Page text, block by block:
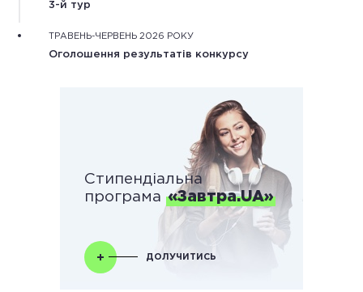
конкурсантів.
3-й тур
ТРАВЕНЬ-ЧЕРВЕНЬ 2026 РОКУ
Оголошення результатів конкурсу
Стипендіальна
програма «Завтра.UA»
ДОЛУЧИТИСЬ